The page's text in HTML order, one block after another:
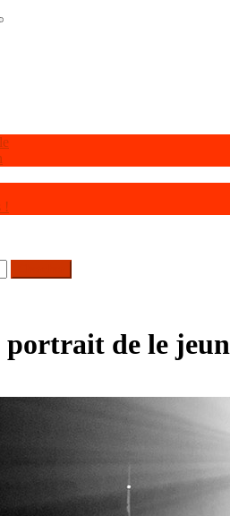
navigation
!
de le